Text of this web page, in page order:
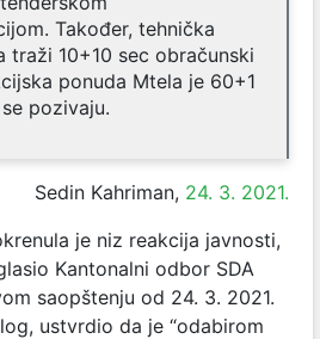
Također, tehnička
traži 10+10 sec obračunski
ponuda Mtela je 60+1
pozivaju.
Sedin Kahriman, 24. 3. 2021.
je niz reakcija javnosti,
Kantonalni odbor SDA
saopštenju od 24. 3. 2021.
ustvrdio da je “odabirom